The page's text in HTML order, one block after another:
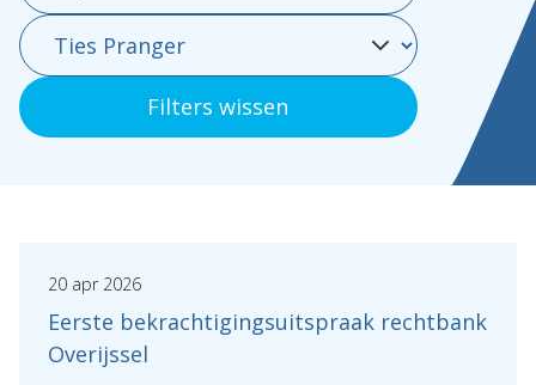
Over Holla
Onze mensen
Nieuws
NL EN DE
Filters wissen
20 apr 2026
Eerste bekrachtigingsuitspraak rechtbank
Overijssel